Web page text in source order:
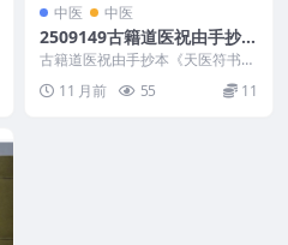
中医 中医
2509149古籍道医祝由手抄本
《天医符书一宗》一册，共4
5筒子页Y
古籍道医祝由手抄本《天医符书一
宗》一册，共45筒子页Y 2509149
&nbs...11 月前 55 11